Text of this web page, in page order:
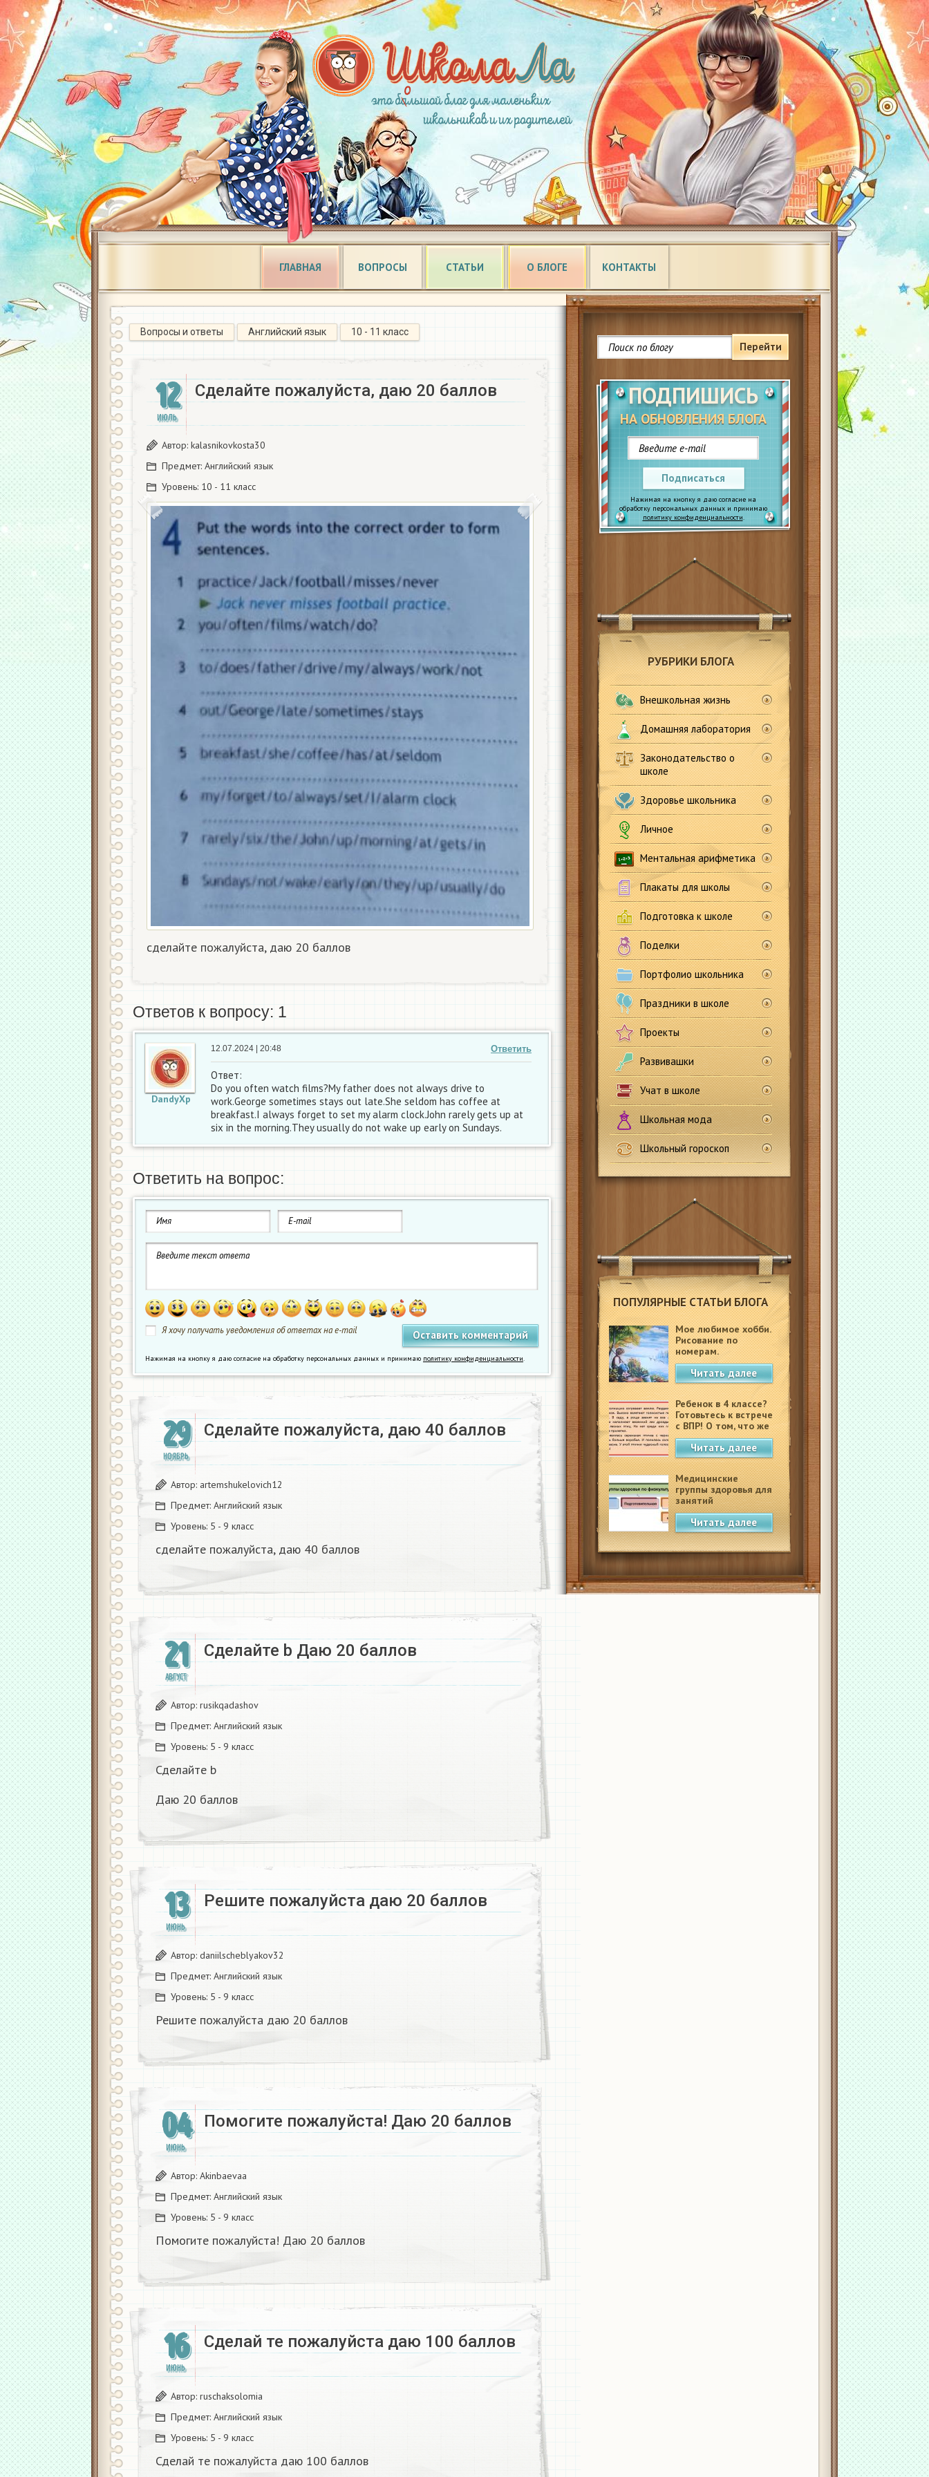
ГЛАВНАЯ ВОПРОСЫ СТАТЬИ О БЛОГЕ КОНТАКТЫ
Перейти
ПОДПИШИСЬ
НА ОБНОВЛЕНИЯ БЛОГА
Подписаться
Нажимая на кнопку я даю согласие на
обработку персональных данных и принимаю
политику конфиденциальности.
РУБРИКИ БЛОГА
Внешкольная жизнь
Домашняя лаборатория
Законодательство о
школе
Здоровье школьника
Личное
Ментальная арифметика
Плакаты для школы
Подготовка к школе
Поделки
Портфолио школьника
Праздники в школе
Проекты
Развивашки
Учат в школе
Школьная мода
Школьный гороскоп
ПОПУЛЯРНЫЕ СТАТЬИ БЛОГА
Мое любимое хобби.
Рисование по
номерам.
Читать далее
Ребенок в 4 классе?
Готовьтесь к встрече
с ВПР! О том, что же
это такое.
Читать далее
Медицинские
группы здоровья для
занятий
физкультурой в
школеЧитать далее
Вопросы и ответы Английский язык 10 - 11 класс
12
ИЮЛЬ
Сделайте пожалуйста, даю 20 баллов
Автор: kalasnikovkosta30
Предмет: Английский язык
Уровень: 10 - 11 класс
сделайте пожалуйста, даю 20 баллов
Ответов к вопросу: 1
DandyXp
Ответить
12.07.2024 | 20:48
Ответ:
Do you often watch films?My father does not always drive to
work.George sometimes stays out late.She seldom has coffee at
breakfast.I always forget to set my alarm clock.John rarely gets up at
six in the morning.They usually do not wake up early on Sundays.
Ответить на вопрос:
Я хочу получать уведомления об ответах на e-mail
Нажимая на кнопку я даю согласие на обработку персональных данных и принимаю политику конфиденциальности.
29
НОЯБРЬ
Сделайте пожалуйста, даю 40 баллов​
Автор: artemshukelovich12
Предмет: Английский язык
Уровень: 5 - 9 класс
сделайте пожалуйста, даю 40 баллов​
21
АВГУСТ
Сделайте b Даю 20 баллов
Автор: rusikqadashov
Предмет: Английский язык
Уровень: 5 - 9 класс
Сделайте b
Даю 20 баллов
13
ИЮНЬ
Решите пожалуйста даю 20 баллов ​
Автор: daniilscheblyakov32
Предмет: Английский язык
Уровень: 5 - 9 класс
Решите пожалуйста даю 20 баллов ​
04
ИЮНЬ
Помогите пожалуйста! Даю 20 баллов
Автор: Akinbaevaa
Предмет: Английский язык
Уровень: 5 - 9 класс
Помогите пожалуйста! Даю 20 баллов
16
ИЮНЬ
Сделай те пожалуйста даю 100 баллов
Автор: ruschaksolomia
Предмет: Английский язык
Уровень: 5 - 9 класс
Сделай те пожалуйста даю 100 баллов